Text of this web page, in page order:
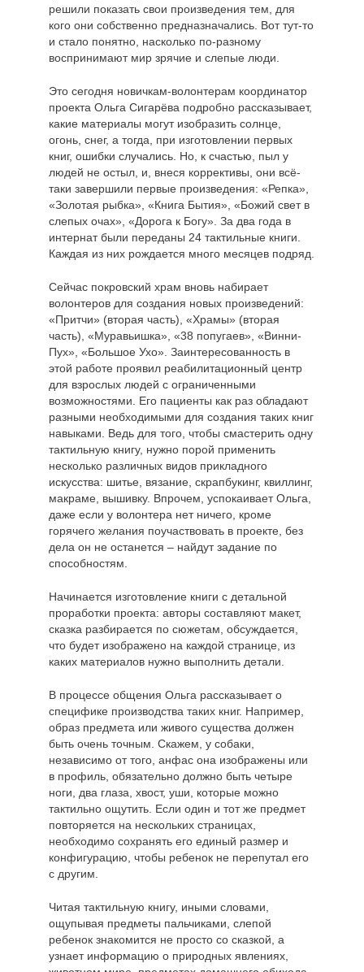
решили показать свои произведения тем, для
кого они собственно предназначались. Вот тут-то
и стало понятно, насколько по-разному
воспринимают мир зрячие и слепые люди.
Это сегодня новичкам-волонтерам координатор
проекта Ольга Сигарёва подробно рассказывает,
какие материалы могут изобразить солнце,
огонь, снег, а тогда, при изготовлении первых
книг, ошибки случались. Но, к счастью, пыл у
людей не остыл, и, внеся коррективы, они всё-
таки завершили первые произведения: «Репка»,
«Золотая рыбка», «Книга Бытия», «Божий свет в
слепых очах», «Дорога к Богу». За два года в
интернат были переданы 24 тактильные книги.
Каждая из них рождается много месяцев подряд.
Сейчас покровский храм вновь набирает
волонтеров для создания новых произведений:
«Притчи» (вторая часть), «Храмы» (вторая
часть), «Муравьишка», «38 попугаев», «Винни-
Пух», «Большое Ухо». Заинтересованность в
этой работе проявил реабилитационный центр
для взрослых людей с ограниченными
возможностями. Его пациенты как раз обладают
разными необходимыми для создания таких книг
навыками. Ведь для того, чтобы смастерить одну
тактильную книгу, нужно порой применить
несколько различных видов прикладного
искусства: шитье, вязание, скрапбукинг, квиллинг,
макраме, вышивку. Впрочем, успокаивает Ольга,
даже если у волонтера нет ничего, кроме
горячего желания поучаствовать в проекте, без
дела он не останется – найдут задание по
способностям.
Начинается изготовление книги с детальной
проработки проекта: авторы составляют макет,
сказка разбирается по сюжетам, обсуждается,
что будет изображено на каждой странице, из
каких материалов нужно выполнить детали.
В процессе общения Ольга рассказывает о
специфике производства таких книг. Например,
образ предмета или живого существа должен
быть очень точным. Скажем, у собаки,
независимо от того, анфас она изображены или
в профиль, обязательно должно быть четыре
ноги, два глаза, хвост, уши, которые можно
тактильно ощутить. Если один и тот же предмет
повторяется на нескольких страницах,
необходимо сохранять его единый размер и
конфигурацию, чтобы ребенок не перепутал его
с другим.
Читая тактильную книгу, иными словами,
ощупывая предметы пальчиками, слепой
ребенок знакомится не просто со сказкой, а
узнает информацию о природных явлениях,